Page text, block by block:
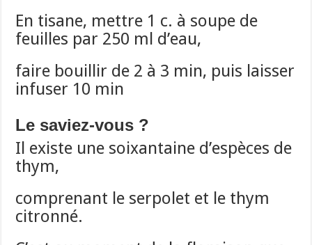
En tisane, mettre 1 c. à soupe de
feuilles par 250 ml d’eau,
faire bouillir de 2 à 3 min, puis laisser
infuser 10 min
Le saviez-vous ?
Il existe une soixantaine d’espèces de
thym,
comprenant le serpolet et le thym
citronné.